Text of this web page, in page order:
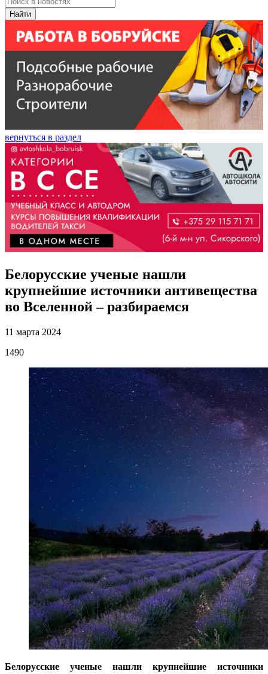
Найти
вернуться в раздел
Белорусские ученые нашли
крупнейшие источники антивещества
во Вселенной – разбираемся
11 марта 2024
1490
Белорусские ученые нашли крупнейшие источники